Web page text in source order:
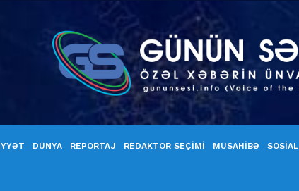
DÜNYA REPORTAJ REDAKTOR SEÇİMİ MÜSAHİBƏ SOSİAL